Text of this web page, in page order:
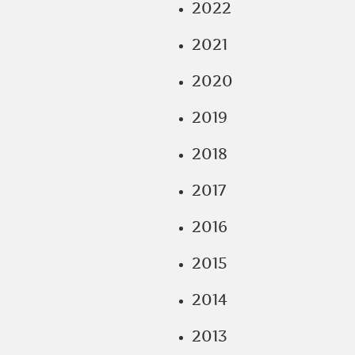
2022
2021
2020
2019
2018
2017
2016
2015
2014
2013